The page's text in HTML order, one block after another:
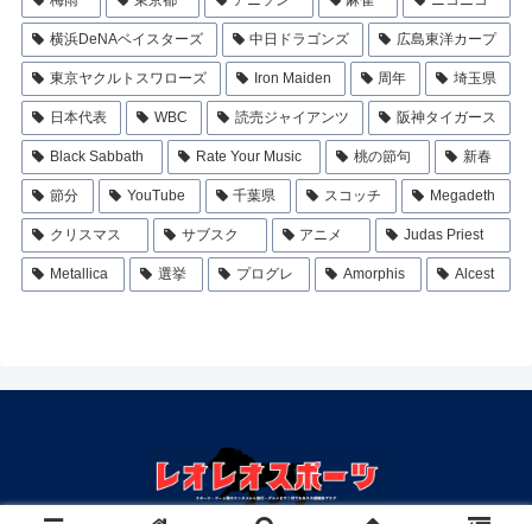
横浜DeNAベイスターズ 中日ドラゴンズ 広島東洋カープ
東京ヤクルトスワローズ Iron Maiden 周年 埼玉県
日本代表 WBC 読売ジャイアンツ 阪神タイガース
Black Sabbath Rate Your Music 桃の節句 新春
節分 YouTube 千葉県 スコッチ Megadeth
クリスマス サブスク アニメ Judas Priest
Metallica 選挙 プログレ Amorphis Alcest